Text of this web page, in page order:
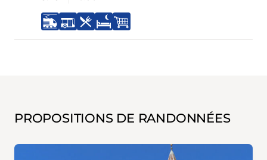
PROPOSITIONS DE RANDONNÉES